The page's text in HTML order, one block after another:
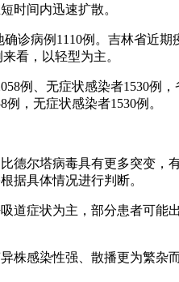
时间内迅速扩散。
诊病例1110例。吉林省近
看，以轻型为主。
例、无症状感染者1530例
，无症状感染者1530例。
尔塔病毒具有更多突变
据具体情况进行判断。
症状为主，部分患者可
感染性强、散播更为繁